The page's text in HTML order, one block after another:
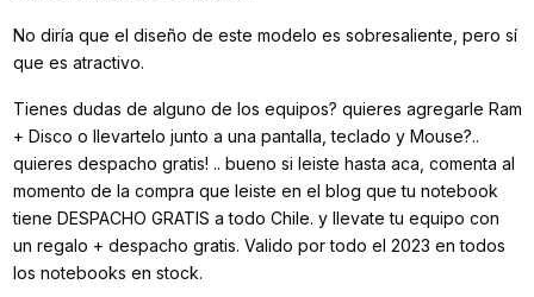
No diría que el diseño de este modelo es sobresaliente, pero sí
que es atractivo.
Tienes dudas de alguno de los equipos? quieres agregarle Ram
+ Disco o llevartelo junto a una pantalla, teclado y Mouse?..
quieres despacho gratis! .. bueno si leiste hasta aca, comenta al
momento de la compra que leiste en el blog que tu notebook
tiene DESPACHO GRATIS a todo Chile. y llevate tu equipo con
un regalo + despacho gratis. Valido por todo el 2023 en todos
los notebooks en stock.